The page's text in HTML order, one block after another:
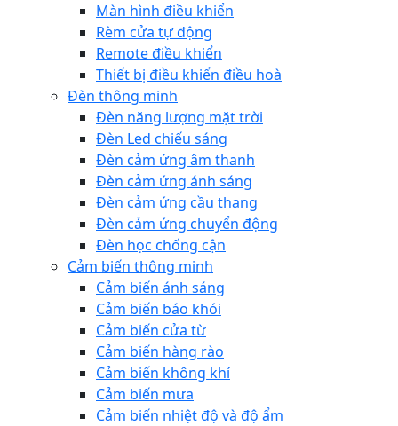
Màn hình điều khiển
Rèm cửa tự động
Remote điều khiển
Thiết bị điều khiển điều hoà
Đèn thông minh
Đèn năng lượng mặt trời
Đèn Led chiếu sáng
Đèn cảm ứng âm thanh
Đèn cảm ứng ánh sáng
Đèn cảm ứng cầu thang
Đèn cảm ứng chuyển động
Đèn học chống cận
Cảm biến thông minh
Cảm biến ánh sáng
Cảm biến báo khói
Cảm biến cửa từ
Cảm biến hàng rào
Cảm biến không khí
Cảm biến mưa
Cảm biến nhiệt độ và độ ẩm